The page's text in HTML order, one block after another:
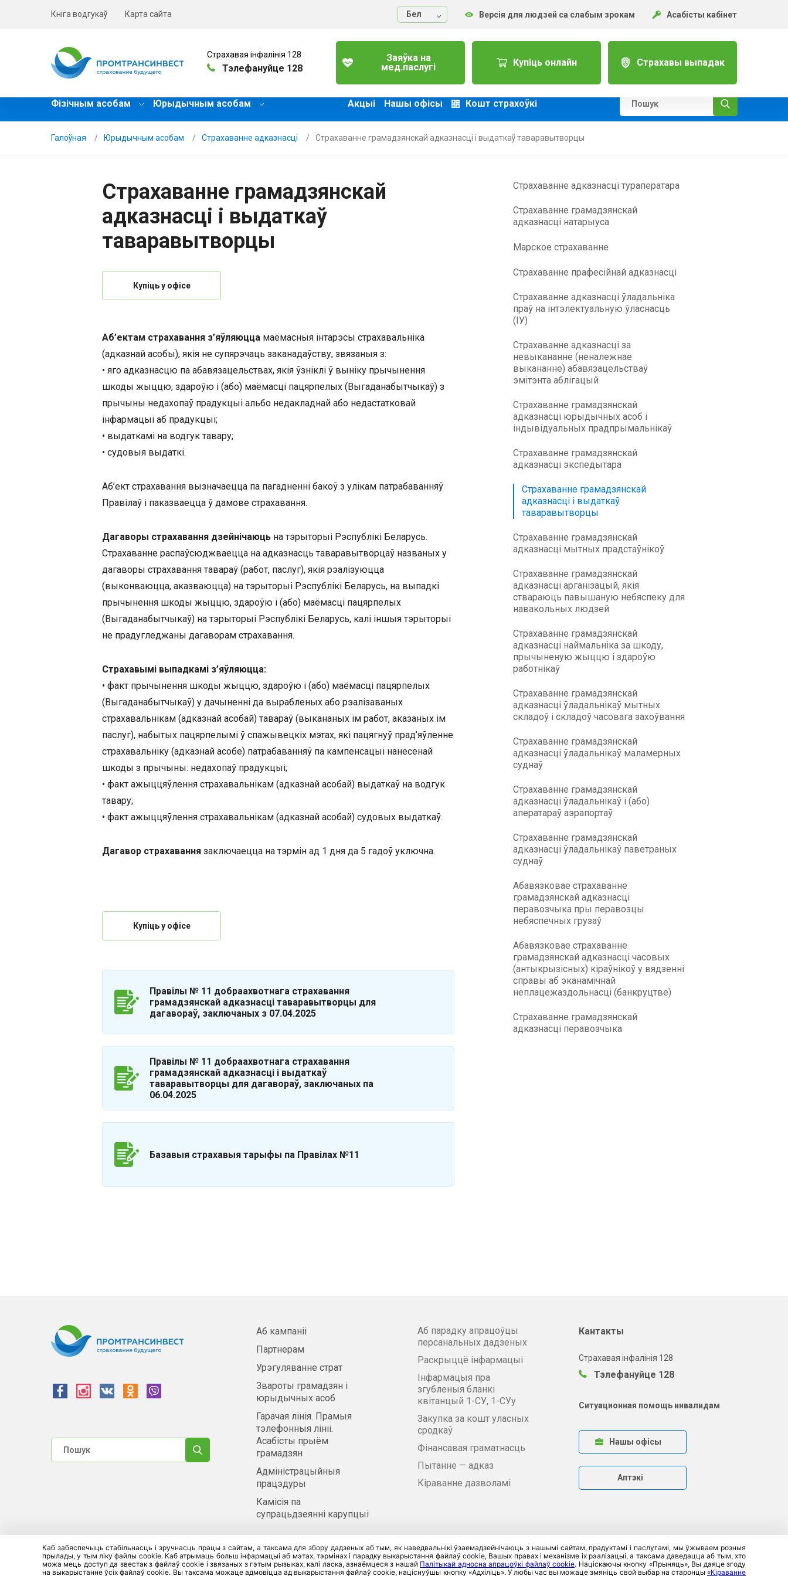
Кніга водгукаў Карта сайта Бел Версія для людзей са слабым зрокам Асабісты кабінет
Страхавая інфалінія 128
Тэлефануйце 128
Заяўка на
мед.паслугі
Купіць онлайн Страхавы выпадак
Фізічным асобам Юрыдычным асобам Акцыі Нашы офісы Кошт страхоўкi
Галоўная Юрыдычным асобам Страхаванне адказнасці Страхаванне грамадзянскай адказнасці і выдаткаў таваравытворцы
Страхаванне грамадзянскай
адказнасці і выдаткаў
таваравытворцы
Купіць у офісе
Аб’ектам страхавання з’яўляюцца маёмасныя інтарэсы страхавальніка
(адказнай асобы), якія не супярэчаць заканадаўству, звязаныя з:
• яго адказнасцю па абавязацельствах, якія ўзніклі ў выніку прычынення
шкоды жыццю, здароўю і (або) маёмасці пацярпелых (Выгаданабытчыкаў) з
прычыны недахопаў прадукцыі альбо недакладнай або недастатковай
інфармацыі аб прадукцыі;
• выдаткамі на водгук тавару;
• судовыя выдаткі.
Аб’ект страхавання вызначаецца па пагадненні бакоў з улікам патрабаванняў
Правілаў і паказваецца ў дамове страхавання.
Дагаворы страхавання дзейнічаюць на тэрыторыі Рэспублікі Беларусь.
Страхаванне распаўсюджваецца на адказнасць таваравытворцаў названых у
дагаворы страхавання тавараў (работ, паслуг), якія рэалізуюцца
(выконваюцца, аказваюцца) на тэрыторыі Рэспублікі Беларусь, на выпадкі
прычынення шкоды жыццю, здароўю і (або) маёмасці пацярпелых
(Выгаданабытчыкаў) на тэрыторыі Рэспублікі Беларусь, калі іншыя тэрыторыі
не прадугледжаны дагаворам страхавання.
Страхавымі выпадкамі з’яўляюцца:
• факт прычынення шкоды жыццю, здароўю і (або) маёмасці пацярпелых
(Выгаданабытчыкаў) у дачыненні да вырабленых або рэалізаваных
страхавальнікам (адказнай асобай) тавараў (выкананых ім работ, аказаных ім
паслуг), набытых пацярпелымі ў спажывецкіх мэтах, які пацягнуў прад’яўленне
страхавальніку (адказнай асобе) патрабаванняў па кампенсацыі нанесенай
шкоды з прычыны: недахопаў прадукцыі;
• факт ажыццяўлення страхавальнікам (адказнай асобай) выдаткаў на водгук
тавару;
• факт ажыццяўлення страхавальнікам (адказнай асобай) судовых выдаткаў.
Дагавор страхавання заключаецца на тэрмін ад 1 дня да 5 гадоў уключна.
Купіць у офісе
Правілы № 11 добраахвотнага страхавання
грамадзянскай адказнасці таваравытворцы для
дагавораў, заключаных з 07.04.2025
Правілы № 11 добраахвотнага страхавання
грамадзянскай адказнасці і выдаткаў
таваравытворцы для дагавораў, заключаных па
06.04.2025
Базавыя страхавыя тарыфы па Правілах №11
Страхаванне адказнасці тураператара
Страхаванне грамадзянскай
адказнасці натарыуса
Марское страхаванне
Страхаванне прафесійнай адказнасці
Страхаванне адказнасці ўладальніка
праў на інтэлектуальную ўласнасць
(ІУ)
Страхаванне адказнасці за
невыкананне (неналежнае
выкананне) абавязацельстваў
эмітэнта аблігацый
Страхаванне грамадзянскай
адказнасці юрыдычных асоб і
індывідуальных прадпрымальнікаў
Страхаванне грамадзянскай
адказнасці экспедытара
Страхаванне грамадзянскай
адказнасці і выдаткаў
таваравытворцы
Страхаванне грамадзянскай
адказнасці мытных прадстаўнікоў
Страхаванне грамадзянскай
адказнасці арганізацый, якія
ствараюць павышаную небяспеку для
навакольных людзей
Страхаванне грамадзянскай
адказнасці наймальніка за шкоду,
прычыненую жыццю і здароўю
работнікаў
Страхаванне грамадзянскай
адказнасці ўладальнікаў мытных
складоў і складоў часовага захоўвання
Страхаванне грамадзянскай
адказнасці ўладальнікаў маламерных
суднаў
Страхаванне грамадзянскай
адказнасці ўладальнікаў і (або)
аператараў аэрапортаў
Страхаванне грамадзянскай
адказнасці ўладальнікаў паветраных
суднаў
Абавязковае страхаванне
грамадзянскай адказнасці
перавозчыка пры перавозцы
небяспечных грузаў
Абавязковае страхаванне
грамадзянскай адказнасці часовых
(антыкрызісных) кіраўнікоў у вядзенні
справы аб эканамічнай
неплацежаздольнасці (банкруцтве)
Страхаванне грамадзянскай
адказнасці перавозчыка
Аб кампаніі
Партнерам
Урэгуляванне страт
Звароты грамадзян і
юрыдычных асоб
Гарачая лінія. Прамыя
тэлефонныя лініі.
Асабісты прыём
грамадзян
Адміністрацыйныя
працэдуры
Камісія па
супрацьдзеянні карупцыі
Аб парадку апрацоўцы
персанальных дадзеных
Раскрыццё інфармацыі
Інфармацыя пра
згубленыя бланкі
квітанцый 1-СУ, 1-СУу
Закупка за кошт уласных
сродкаў
Фінансавая граматнасць
Пытанне — адказ
Кіраванне дазволамі
Кантакты
Страхавая інфалінія 128
Тэлефануйце 128
Ситуационная помощь инвалидам
Нашы офісы
Аптэкі
Сайт защищен reCAPTCHA, применяютсяПолитика конфиденциальностии Условия использованияGoogle.
Каб забяспечыць стабільнасць і зручнасць працы з сайтам, а таксама для збору дадзеных аб тым, як наведвальнікі ўзаемадзейнічаюць з нашымі сайтам, прадуктамі і паслугамі, мы ўжываем розныя
прылады, у тым ліку файлы cookie. Каб атрымаць больш інфармацыі аб мэтах, тэрмінах і парадку выкарыстання файлаў cookie, Вашых правах і механізме іх рэалізацыі, а таксама даведацца аб тым, хто
можа мець доступ да звестак з файлаў cookie і звязаных з гэтым рызыках, калі ласка, азнаёмцеся з нашай Палітыкай адносна апрацоўкі файлаў cookie. Націскаючы кнопку «Прыняць», Вы даяце згоду
на выкарыстанне ўсіх файлаў cookie. Вы таксама можаце адмовіцца ад выкарыстання файлаў cookie, націснуўшы кнопку «Адхіліць». У любы час вы можаце змяніць свой выбар на старонцы «Кіраванне